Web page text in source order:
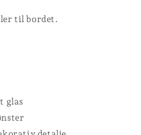
til bordet.
glas